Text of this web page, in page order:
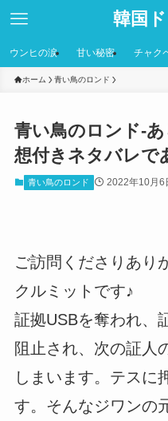
韓国
ウンヒの涙 甘い秘密 チャク
ホーム 青い鳥のロンド
青い鳥のロンド-
想付きネタバレで
青い鳥のロンド 2022年10月6
ご訪問くださりあり
クルミットです♪
証拠USBを奪われ、
阻止され、次の証人
しまいます。テスに
す。そんなジワンの